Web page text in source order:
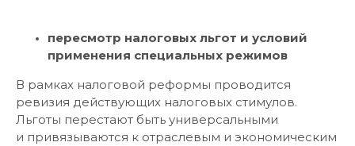
пересмотр налоговых льгот и условий
применения специальных режимов
В рамках налоговой реформы проводится
ревизия действующих налоговых стимулов.
Льготы перестают быть универсальными
и привязываются к отраслевым и экономическим